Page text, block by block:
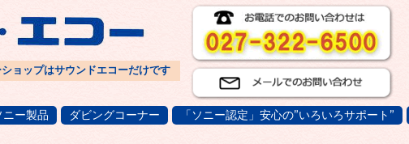
ョップはサウンドエコーだけです
ニー製品 ダビングコーナー 「ソニー認定」安心の”いろいろサポート”